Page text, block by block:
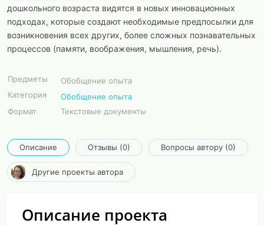
дошкольного возраста видятся в новых инновационных
подходах, которые создают необходимые предпосылки для
возникновения всех других, более сложных познавательных
процессов (памяти, воображения, мышления, речь).
Предметы
Обобщение опыта
Категория
Обобщение опыта
Формат
Текстовые документы
Описание Отзывы (0) Вопросы автору (0)
Другие проекты автора
Описание проекта